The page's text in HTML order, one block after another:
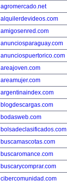
agromercado.net
alquilerdevideos.com
amigosenred.com
anunciosparaguay.com
anunciospuertorico.com
areajoven.com
areamujer.com
argentinaindex.com
blogdescargas.com
bodasweb.com
bolsadeclasificados.com
buscamascotas.com
buscaromance.com
buscarycomprar.com
cibercomunidad.com